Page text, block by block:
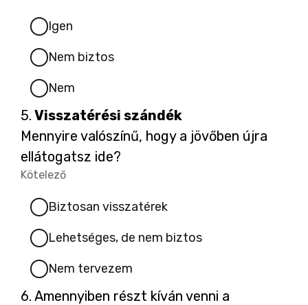
1
/
5
2
/
5
/
5 5 5
a
g
1
/
l
l
a
g
2
/
a
g
3
/
a
4
/
a
5
Igen
Nem biztos
Nem
5. Kérdés
5.
Visszatérési szándék
Mennyire valószínű, hogy a jövőben újra
ellátogatsz ide?
Kötelező
Biztosan visszatérek
Lehetséges, de nem biztos
Nem tervezem
6. Kérdés
Amennyiben részt kíván venni a